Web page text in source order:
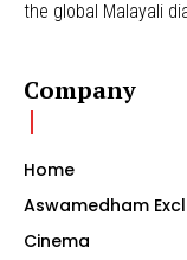
the global Malayali
Company
Home
Aswamedham
Cinema